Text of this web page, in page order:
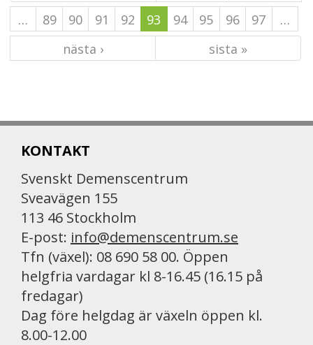
…
89 90 91 92 93 94 95 96 97
…
nästa ›
sista »
KONTAKT
Svenskt Demenscentrum
Sveavägen 155
113 46 Stockholm
E-post: info@demenscentrum.se
Tfn (växel): 08 690 58 00. Öppen
helgfria vardagar kl 8-16.45 (16.15 på
fredagar)
Dag före helgdag är växeln öppen kl.
8.00-12.00